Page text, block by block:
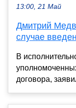
13:00, 21 Май
Дмитрий
случае
В
договора,